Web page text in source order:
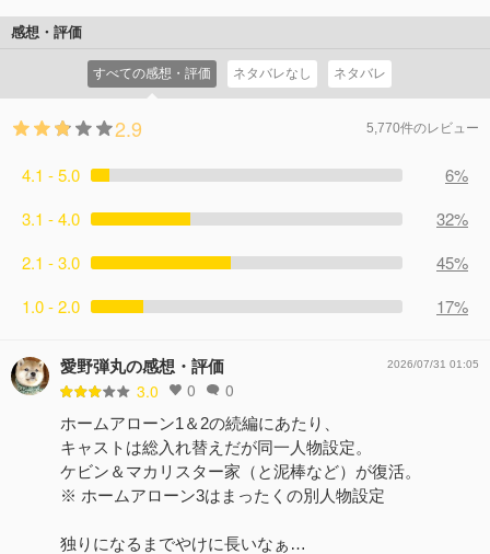
感想・評価
すべての感想・評価 ネタバレなし ネタバレ
2.9 5,770件のレビュー
4.1 - 5.0
6%
3.1 - 4.0
32%
2.1 - 3.0
45%
1.0 - 2.0
17%
愛野弾丸の感想・評価
3.0 0 0
2026/07/31 01:05
ホームアローン1＆2の続編にあたり、
キャストは総入れ替えだが同一人物設定。
ケビン＆マカリスター家（と泥棒など）が復活。
※ ホームアローン3はまったくの別人物設定
独りになるまでやけに長いなぁ…